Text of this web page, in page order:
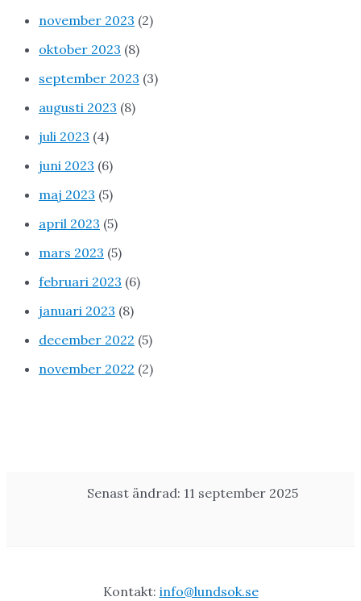
november 2023 (2)
oktober 2023 (8)
september 2023 (3)
augusti 2023 (8)
juli 2023 (4)
juni 2023 (6)
maj 2023 (5)
april 2023 (5)
mars 2023 (5)
februari 2023 (6)
januari 2023 (8)
december 2022 (5)
november 2022 (2)
Senast ändrad: 11 september 2025
Kontakt: info@lundsok.se